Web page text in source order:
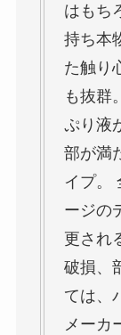
はもち
持ち本
た触り
も抜群
ぷり液
部が満
イプ。
ージの
更され
破損、
ては、
メーカ